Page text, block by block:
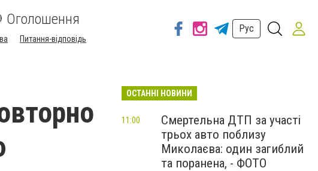
Оголошення
Питання-відповідь
Рус
ОСТАННІ НОВИНИ
Смертельна ДТП за участі
трьох авто поблизу
Миколаєва: один загиблий
та поранена, - ФОТО
11:00